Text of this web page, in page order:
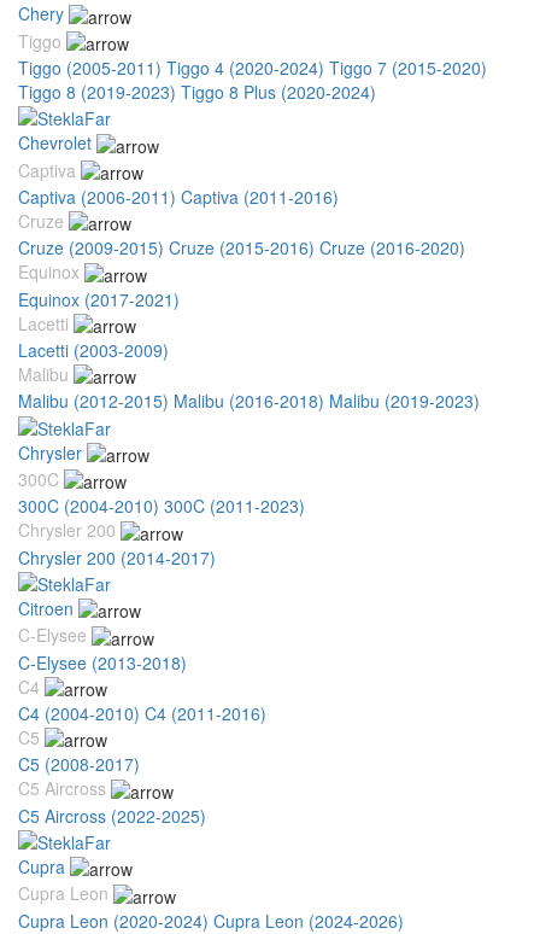
Chery
Tiggo
Tiggo (2005-2011) Tiggo 4 (2020-2024) Tiggo 7 (2015-2020)
Tiggo 8 (2019-2023) Tiggo 8 Plus (2020-2024)
Chevrolet
Captiva
Captiva (2006-2011) Captiva (2011-2016)
Cruze
Cruze (2009-2015) Cruze (2015-2016) Cruze (2016-2020)
Equinox
Equinox (2017-2021)
Lacetti
Lacetti (2003-2009)
Malibu
Malibu (2012-2015) Malibu (2016-2018) Malibu (2019-2023)
Chrysler
300C
300C (2004-2010) 300C (2011-2023)
Chrysler 200
Chrysler 200 (2014-2017)
Citroen
C-Elysee
C-Elysee (2013-2018)
C4
C4 (2004-2010) C4 (2011-2016)
C5
C5 (2008-2017)
C5 Aircross
C5 Aircross (2022-2025)
Cupra
Cupra Leon
Cupra Leon (2020-2024) Cupra Leon (2024-2026)